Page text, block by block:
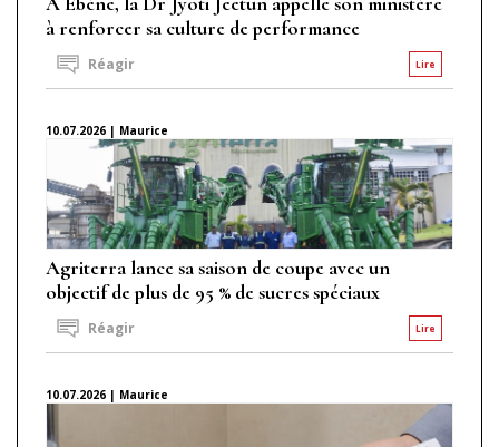
à renforcer sa culture de performance
Lire
Réagir
10.07.2026 | Maurice
Agriterra lance sa saison de coupe avec un
objectif de plus de 95 % de sucres spéciaux
Lire
Réagir
10.07.2026 | Maurice